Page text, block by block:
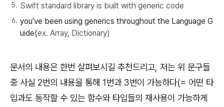
Swift standard library is built with generic code
you've been using generics throughout the Language G
uide(ex. Array, Dictionary)
문서의 내용은 한번 살펴보시길 추천드리고, 저는 위 문구들
중 사실 2번의 내용을 통해 1번과 3번이 가능하다(= 어떤 타
입과도 동작할 수 있는 함수와 타입들의 재사용이 가능하게